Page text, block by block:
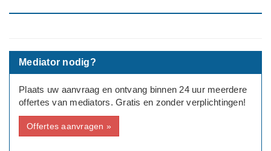
(geschat 350k, spaargeld 225k, toevoeging aan convenant:
---
Beide partijen zijn akkoord met mediation
Deadline: Graag zo spoedig mogelijk
Mediator nodig?
Plaats uw aanvraag en ontvang binnen 24 uur meerdere
offertes van mediators. Gratis en zonder verplichtingen!
Offertes aanvragen »